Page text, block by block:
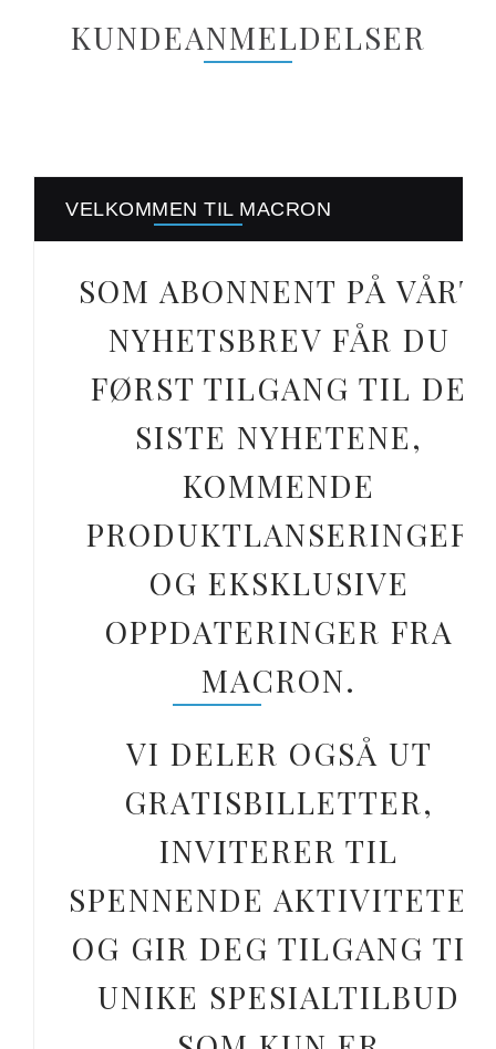
KUNDEANMELDELSER
VELKOMMEN TIL MACRON
SOM ABONNENT PÅ VÅRT
NYHETSBREV FÅR DU
FØRST TILGANG TIL DE
SISTE NYHETENE,
KOMMENDE
PRODUKTLANSERINGER
OG EKSKLUSIVE
OPPDATERINGER FRA
MACRON.
VI DELER OGSÅ UT
GRATISBILLETTER,
INVITERER TIL
SPENNENDE AKTIVITETER
OG GIR DEG TILGANG TIL
UNIKE SPESIALTILBUD